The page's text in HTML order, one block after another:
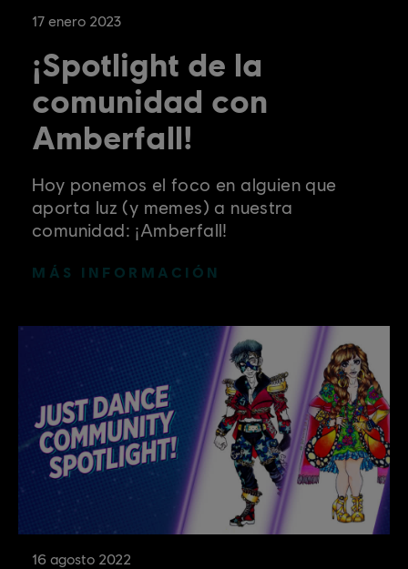
17 enero 2023
¡Spotlight de la
comunidad con
Amberfall!
Hoy ponemos el foco en alguien que
aporta luz (y memes) a nuestra
comunidad: ¡Amberfall!
MÁS INFORMACIÓN
16 agosto 2022